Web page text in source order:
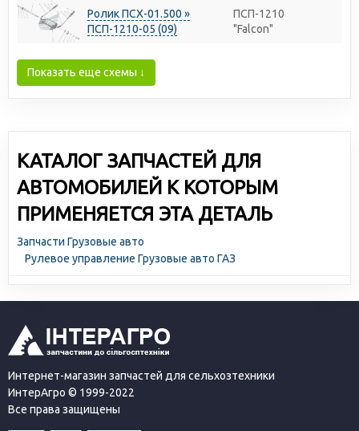
Ролик ПСХ-01.500 »
ПСП-1210-05 (09)
ПСП-1210
"Falcon"
Показать еще схемы ↓
КАТАЛОГ ЗАПЧАСТЕЙ ДЛЯ
АВТОМОБИЛЕЙ К КОТОРЫМ
ПРИМЕНЯЕТСЯ ЭТА ДЕТАЛЬ
Запчасти Грузовые авто
Рулевое управление Грузовые авто ГАЗ
Интернет-магазин запчастей для сельхозтехники
ИнтерАгро © 1999-2022
Все права защищены